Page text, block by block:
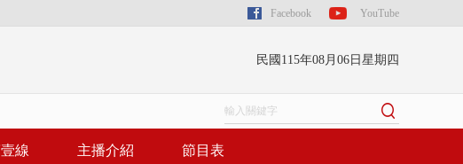
Facebook YouTube
民國115年08月06日星期四
線 主播介紹 節目表